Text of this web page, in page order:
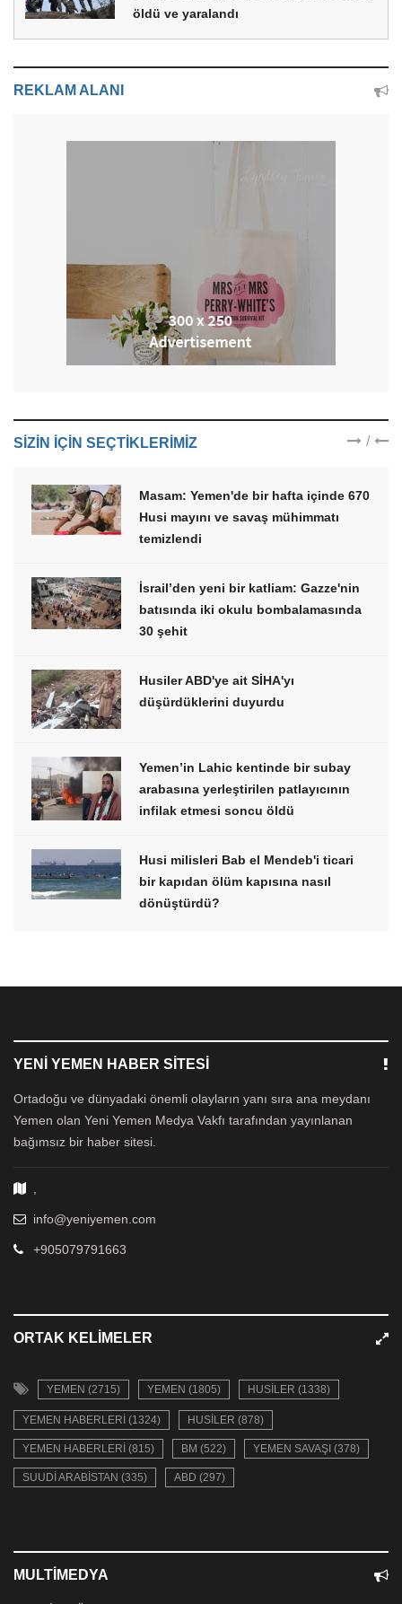
öldü ve yaralandı
REKLAM ALANI
SIZIN IÇIN SEÇTIKLERIMIZ /
Masam: Yemen'de bir hafta içinde 670
Husi mayını ve savaş mühimmatı
temizlendi
İsrail’den yeni bir katliam: Gazze'nin
batısında iki okulu bombalamasında
30 şehit
Husiler ABD'ye ait SİHA'yı
düşürdüklerini duyurdu
Yemen’in Lahic kentinde bir subay
arabasına yerleştirilen patlayıcının
infilak etmesi soncu öldü
Husi milisleri Bab el Mendeb'i ticari
bir kapıdan ölüm kapısına nasıl
dönüştürdü?
YENI YEMEN HABER SITESI
Ortadoğu ve dünyadaki önemli olayların yanı sıra ana meydanı
Yemen olan Yeni Yemen Medya Vakfı tarafından yayınlanan
bağımsız bir haber sitesi.
info@yeniyemen.com
+905079791663
ORTAK KELIMELER
YEMEN (2715) YEMEN (1805) HUSILER (1338)
YEMEN HABERLERI (1324) HUSILER (878)
YEMEN HABERLERI (815) BM (522) YEMEN SAVAŞI (378)
SUUDI ARABISTAN (335) ABD (297)
MULTIMEDYA